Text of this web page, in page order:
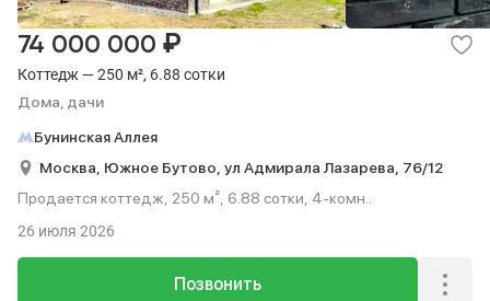
Коттедж — 250 м², 6.88 сотки
Дома, дачи
74 000 000 ₽
Бунинская Аллея
Москва, Южное Бутово, ул Адмирала Лазарева, 76/12
Продается коттедж, 250 м², 6.88 сотки, 4-комн..
Позвонить
26 июля 2026